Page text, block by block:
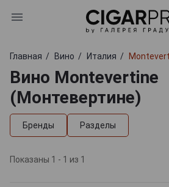
Главная Вино Италия
Вино Montevertine
(Монтевертине)
Бренды Разделы
Показаны 1 - 1 из 1